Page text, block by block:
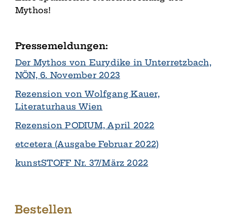
Mythos!
Pressemeldungen:
Der Mythos von Eurydike in Unterretzbach,
NÖN, 6. November 2023
Rezension von Wolfgang Kauer,
Literaturhaus Wien
Rezension PODIUM, April 2022
etcetera (Ausgabe Februar 2022)
kunstSTOFF Nr. 37/März 2022
Bestellen